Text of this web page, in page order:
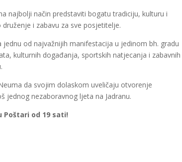
najbolji način predstaviti bogatu tradiciju, kulturu i
i zabavu za sve posjetitelje.
od najvažnijih manifestacija u jedinom bh. gradu
kulturnih događanja, sportskih natjecanja i zabavnih
da svojim dolaskom uveličaju otvorenje
jednog nezaboravnog ljeta na Jadranu.
Poštari od 19 sati!